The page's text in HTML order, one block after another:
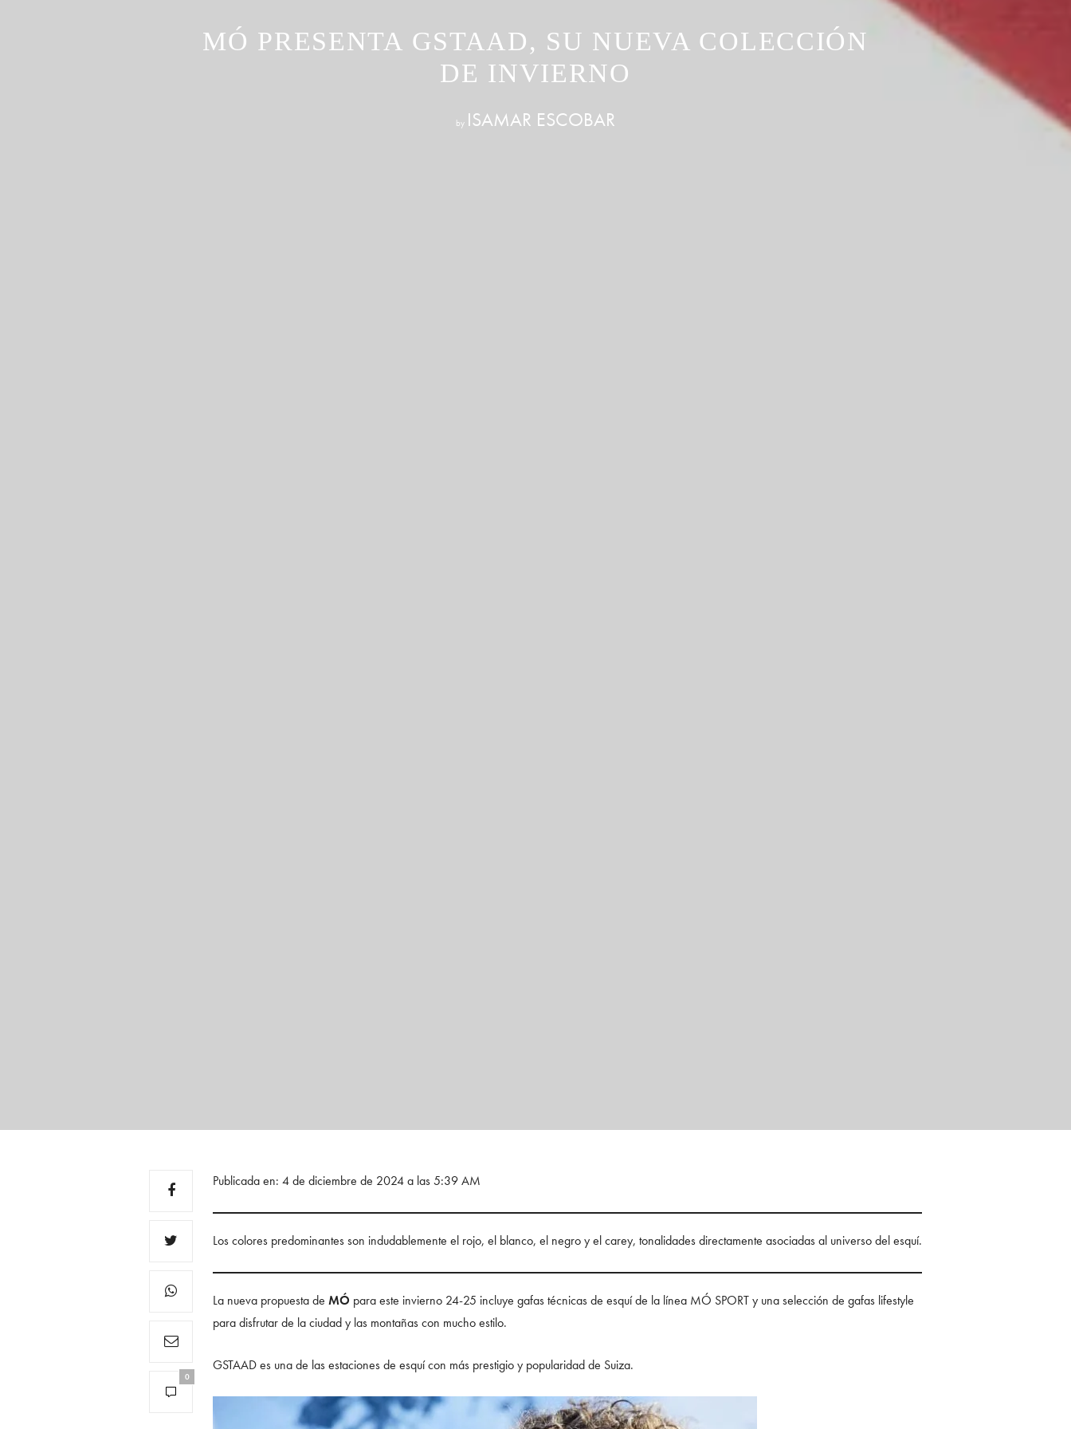
MÓ PRESENTA GSTAAD, SU NUEVA COLECCIÓN
DE INVIERNO
by ISAMAR ESCOBAR
0
Publicada en: 4 de diciembre de 2024 a las 5:39 AM
Los colores predominantes son indudablemente el rojo, el blanco, el negro y el carey, tonalidades directamente asociadas al universo del esquí.
La nueva propuesta de MÓ para este invierno 24-25 incluye gafas técnicas de esquí de la línea MÓ SPORT y una selección de gafas lifestyle
para disfrutar de la ciudad y las montañas con mucho estilo.
GSTAAD es una de las estaciones de esquí con más prestigio y popularidad de Suiza.